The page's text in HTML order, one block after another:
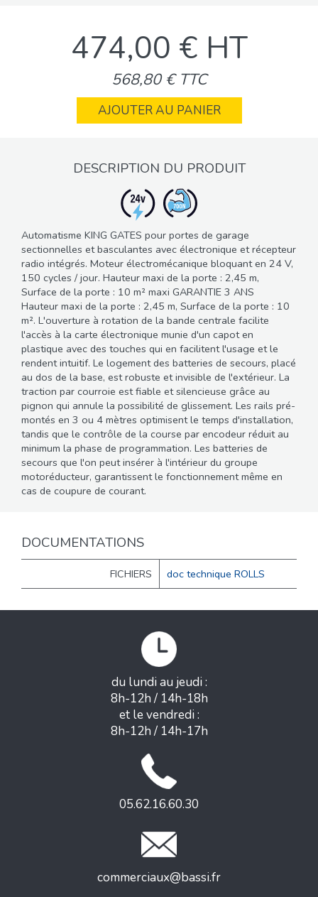
474,00 € HT
568,80 € TTC
AJOUTER AU PANIER
DESCRIPTION DU PRODUIT
Automatisme KING GATES pour portes de garage
sectionnelles et basculantes avec électronique et récepteur
radio intégrés. Moteur électromécanique bloquant en 24 V,
150 cycles / jour. Hauteur maxi de la porte : 2,45 m,
Surface de la porte : 10 m² maxi GARANTIE 3 ANS
Hauteur maxi de la porte : 2,45 m, Surface de la porte : 10
m². L'ouverture à rotation de la bande centrale facilite
l'accès à la carte électronique munie d'un capot en
plastique avec des touches qui en facilitent l'usage et le
rendent intuitif. Le logement des batteries de secours, placé
au dos de la base, est robuste et invisible de l'extérieur. La
traction par courroie est fiable et silencieuse grâce au
pignon qui annule la possibilité de glissement. Les rails pré-
montés en 3 ou 4 mètres optimisent le temps d'installation,
tandis que le contrôle de la course par encodeur réduit au
minimum la phase de programmation. Les batteries de
secours que l'on peut insérer à l'intérieur du groupe
motoréducteur, garantissent le fonctionnement même en
cas de coupure de courant.
DOCUMENTATIONS
FICHIERS doc technique ROLLS
du lundi au jeudi :
8h-12h / 14h-18h
et le vendredi :
8h-12h / 14h-17h
05.62.16.60.30
commerciaux@bassi.fr